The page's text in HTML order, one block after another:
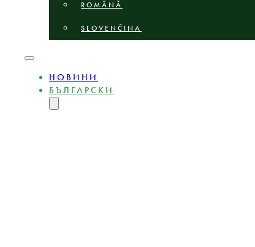
ROMÂNĂ
SLOVENČINA
НОВИНИ
БЪЛГАРСКИ